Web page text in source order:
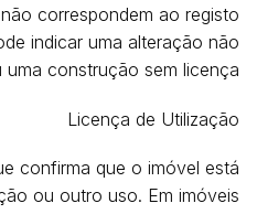
correspondem ao registo
indicar uma alteração não
construção sem licença.
Licença de Utilização
confirma que o imóvel está
ou outro uso. Em imóveis